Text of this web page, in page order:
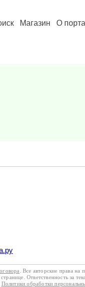
Магазин О
. Все авторские права на
Ответственность за
Политики обработки